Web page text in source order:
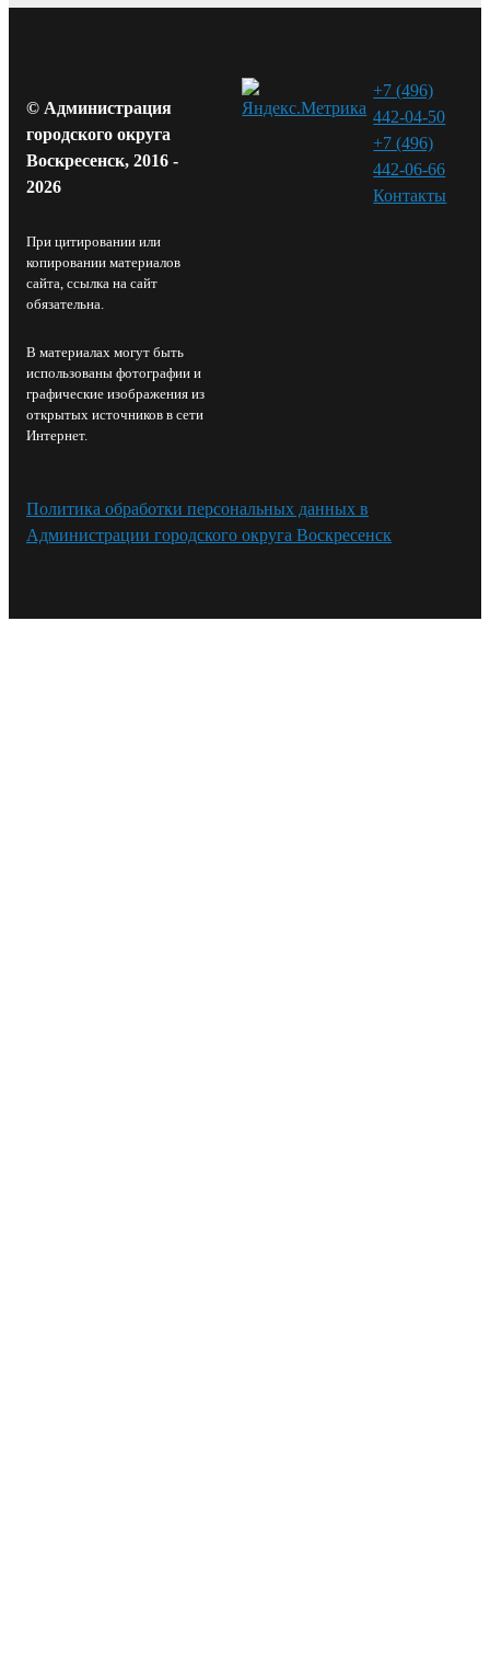
© Администрация
городского округа
Воскресенск, 2016 -
2026
При цитировании или
копировании материалов
сайта, ссылка на сайт
обязательна.
В материалах могут быть
использованы фотографии и
графические изображения из
открытых источников в сети
Интернет.
+7 (496)
442-04-50
+7 (496)
442-06-66
Контакты⁠
Политика обработки персональных данных в
Администрации городского округа Воскресенск